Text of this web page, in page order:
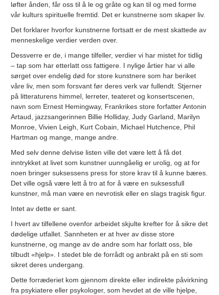
løfter ånden, får oss til å le og gråte og kan til og med forme
vår kulturs spirituelle fremtid. Det er kunstnerne som skaper liv.
Det forklarer hvorfor kunstnerne fortsatt er de mest skattede av
menneskelige verdier verden over.
Dessverre er de, i mange tilfeller, verdier vi har mistet for tidlig
– tap som har etterlatt oss fattigere. I nylige årtier har vi alle
sørget over endelig død for store kunstnere som har beriket
våre liv, men som forsvant før deres verk var fullendt. Stjerner
på litteraturens himmel, lerreter, teateret og konsertscenen,
navn som Ernest Hemingway, Frankrikes store forfatter Antonin
Artaud, jazzsangerinnen Billie Holliday, Judy Garland, Marilyn
Monroe, Vivien Leigh, Kurt Cobain, Michael Hutchence, Phil
Hartman og mange, mange andre.
Med selv denne delvise listen ville det være lett å få det
inntrykket at livet som kunstner uunngåelig er urolig, og at for
noen bringer suksessens press for store krav til å kunne bæres.
Det ville også være lett å tro at for å være en suksessfull
kunstner, må man være en nevrotisk eller en slags tragisk figur.
Intet av dette er sant.
I hvert av tilfellene ovenfor arbeidet skjulte krefter for å sikre det
dødelige utfallet. Sannheten er at hver av disse store
kunstnerne, og mange av de andre som har forlatt oss, ble
tilbudt «hjelp». I stedet ble de forrådt og anbrakt på en sti som
sikret deres undergang.
Dette forræderiet kom gjennom direkte eller indirekte påvirkning
fra psykiatere eller psykologer, som hevdet at de ville hjelpe,